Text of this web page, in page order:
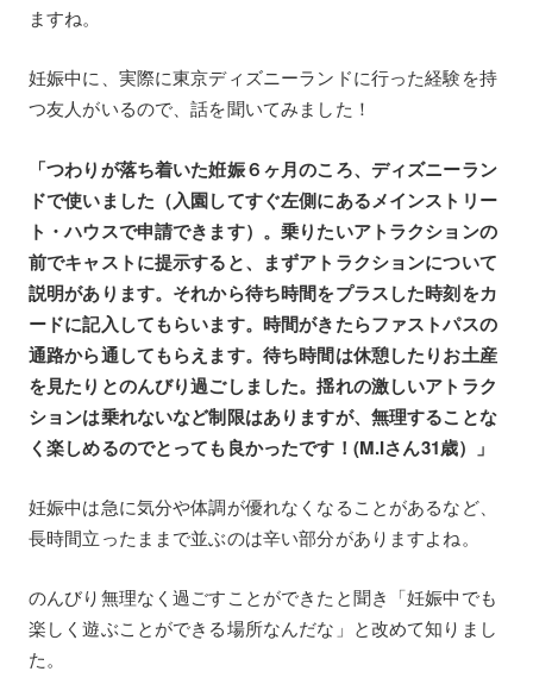
ますね。
妊娠中に、実際に東京ディズニーランドに行った経験を持
つ友人がいるので、話を聞いてみました！
「つわりが落ち着いた姙娠６ヶ月のころ、ディズニーラン
ドで使いました（入園してすぐ左側にあるメインストリー
ト・ハウスで申請できます）。乗りたいアトラクションの
前でキャストに提示すると、まずアトラクションについて
説明があります。それから待ち時間をプラスした時刻をカ
ードに記入してもらいます。時間がきたらファストパスの
通路から通してもらえます。待ち時間は休憩したりお土産
を見たりとのんびり過ごしました。揺れの激しいアトラク
ションは乗れないなど制限はありますが、無理することな
く楽しめるのでとっても良かったです！(M.Iさん31歳）」
妊娠中は急に気分や体調が優れなくなることがあるなど、
長時間立ったままで並ぶのは辛い部分がありますよね。
のんびり無理なく過ごすことができたと聞き「妊娠中でも
楽しく遊ぶことができる場所なんだな」と改めて知りまし
た。